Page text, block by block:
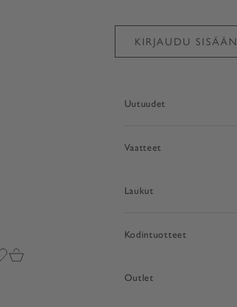
toivelistasivu
Avaa ostoskori
KIRJAUDU SISÄÄN
Uutuudet
Vaatteet
Laukut
Kodintuotteet
Outlet